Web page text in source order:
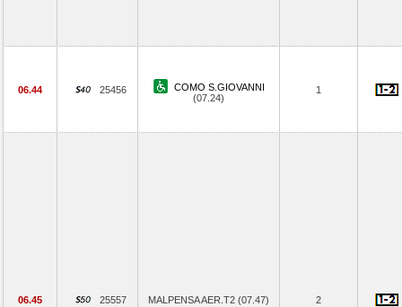
06.44 25456
COMO S.GIOVANNI
(07.24)
1
06.45 25557 MALPENSA AER.T2 (07.47) 2